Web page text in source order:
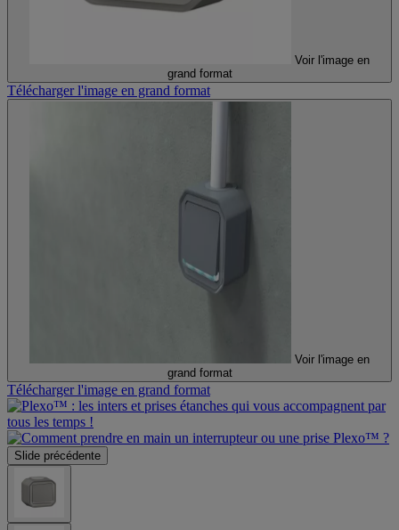
Voir l'image en
grand format
Télécharger l'image en grand format
Voir l'image en
grand format
Télécharger l'image en grand format
Slide précédente